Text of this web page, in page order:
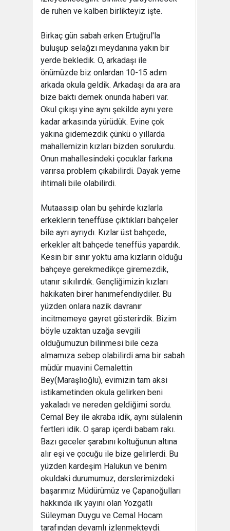
de ruhen ve kalben birlikteyiz işte.
Birkaç gün sabah erken Ertuğrul'la
buluşup selağzı meydanına yakın bir
yerde bekledik. O, arkadaşı ile
önümüzde biz onlardan 10-15 adım
arkada okula geldik. Arkadaşı da ara ara
bize baktı demek onunda haberi var.
Okul çıkışı yine aynı şekilde aynı yere
kadar arkasında yürüdük. Evine çok
yakına gidemezdik çünkü o yıllarda
mahallemizin kızları bizden sorulurdu.
Onun mahallesindeki çocuklar farkına
varırsa problem çıkabilirdi. Dayak yeme
ihtimali bile olabilirdi.
Mutaassıp olan bu şehirde kızlarla
erkeklerin teneffüse çıktıkları bahçeler
bile ayrı ayrıydı. Kızlar üst bahçede,
erkekler alt bahçede teneffüs yapardık.
Kesin bir sınır yoktu ama kızların olduğu
bahçeye gerekmedikçe giremezdik,
utanır sıkılırdık. Gençliğimizin kızları
hakikaten birer hanımefendiydiler. Bu
yüzden onlara nazik davranır
incitmemeye gayret gösterirdik. Bizim
böyle uzaktan uzağa sevgili
olduğumuzun bilinmesi bile ceza
almamıza sebep olabilirdi ama bir sabah
müdür muavini Cemalettin
Bey(Maraşlıoğlu), evimizin tam aksi
istikametinden okula gelirken beni
yakaladı ve nereden geldiğimi sordu.
Cemal Bey ile akraba idik, aynı sülalenin
fertleri idik. O şarap içerdi babam rakı.
Bazı geceler şarabını koltuğunun altına
alır eşi ve çocuğu ile bize gelirlerdi. Bu
yüzden kardeşim Halukun ve benim
okuldaki durumumuz, derslerimizdeki
başarımız Müdürümüz ve Çapanoğulları
hakkında ilk yayını olan Yozgatlı
Süleyman Duygu ve Cemal Hocam
tarafından devamlı izlenmekteydi.